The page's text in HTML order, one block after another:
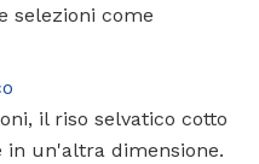
selezioni come
il riso selvatico cotto
un'altra dimensione.